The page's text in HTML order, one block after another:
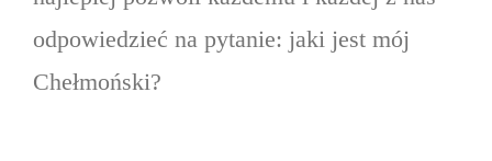
odpowiedzieć na pytanie: jaki jest mój
Chełmoński?